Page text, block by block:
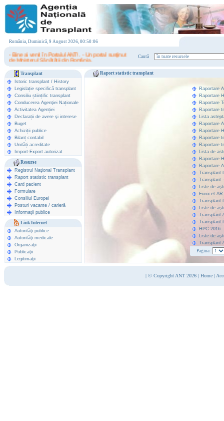
România, Duminică, 9 August 2026, 00:50:06
- Bine ai venit în Portalul ANT! . - Un portal susţinut
de Ministerul Sănătăţii din România.
Caută
Transplant
Istoric transplant / History
Legislație specifică transplant
Consiliu științific transplant
Conducerea Agenţiei Naționale
Activitatea Agenției
Declarații de avere şi interese
Buget
Achiziții publice
Bilanț contabil
Unități acreditate
Import-Export autorizat
Resurse
Registrul Naţional Transplant
Raport statistic transplant
Card pacient
Formulare
Consiliul Europei
Posturi vacante / carieră
Informații publice
Link Internet
Autorităţi publice
Autorităţi medicale
Organizaţii
Publicaţii
Legitimaţii
Raport statistic transplant
Raportare
Raportare
Raportare
Raportare
Lista
Raportare
Raportare
Raportare
Raportare
Lista de
Raportare
Raportare
Transplant
Transplant
Liste de
Eurocet
Transplant
Liste de
Transplant
Transplant
HPC 2016
Liste de
Transplant
Pagina:
| © Copyright ANT 2026 | Home |